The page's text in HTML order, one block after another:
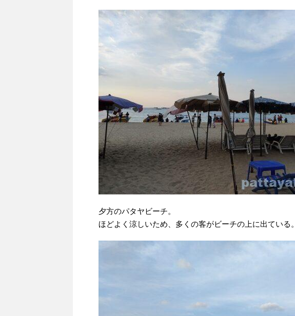
夕方のパタヤビーチ。
ほどよく涼しいため、多くの客がビーチの上に出ている。